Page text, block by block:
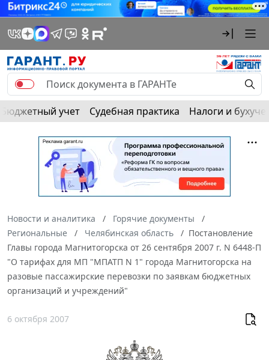
Бюджетный учет Судебная практика Налоги и
Новости и аналитика
Горячие документы
Региональные
Челябинская область
Постановление
Главы города Магнитогорска от 26 сентября 2007 г. N 6448-П
"О тарифах для МП "МПАТП N 1" города Магнитогорска на
разовые пассажирские перевозки по заявкам бюджетных
организаций и учреждений"
6 октября 2007